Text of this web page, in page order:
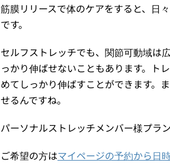
筋膜リリースで体のケアをすると、日
です。
セルフストレッチでも、関節可動域は
っかり伸ばせないこともあります。ト
めてしっかり伸ばすことができます。
せるんですね。
パーソナルストレッチメンバー様プラ
ご希望の方はマイページの予約から日